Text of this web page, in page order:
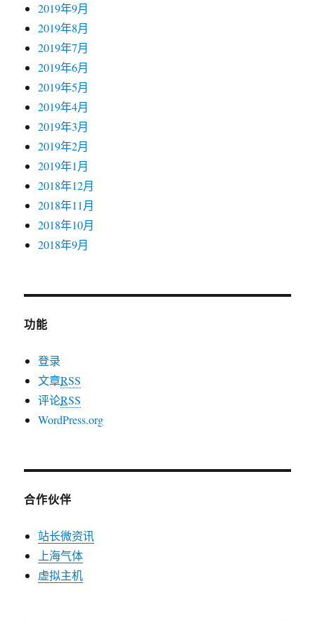
2019年9月
2019年8月
2019年7月
2019年6月
2019年5月
2019年4月
2019年3月
2019年2月
2019年1月
2018年12月
2018年11月
2018年10月
2018年9月
功能
登录
文章RSS
评论RSS
WordPress.org
合作伙伴
站长微资讯
上海气体
虚拟主机